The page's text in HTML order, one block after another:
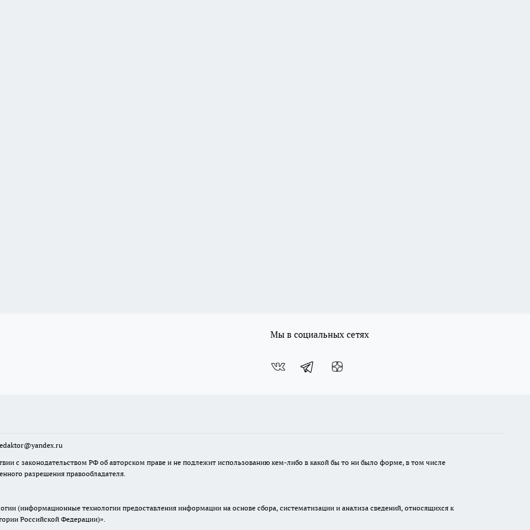
Мы в социальных сетях
с законодательством РФ об авторском праве и не подлежит использованию кем-либо в какой бы то ни было форме, в том числе
разрешения правообладателя.
(информационные технологии предоставления информации на основе сбора, систематизации и анализа сведений, относящихся к
Российской Федерации)».